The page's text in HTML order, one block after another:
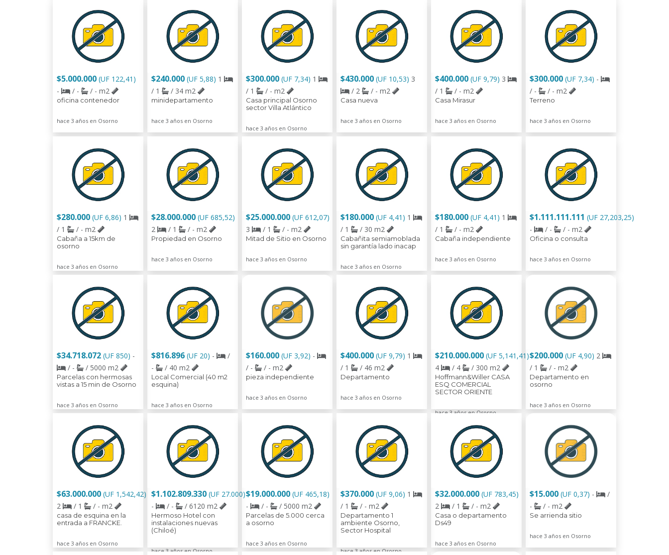
$5.000.000 (UF 122,41)
-
/ - / - m2
oficina contenedor
hace 3 años en Osorno
$240.000 (UF 5,88) 1
/ 1
/ 34 m2
minidepartamento
hace 3 años en Osorno
$300.000 (UF 7,34) 1
/ 1
/ - m2
Casa principal Osorno
sector Villa Atlántico
hace 3 años en Osorno
$430.000 (UF 10,53) 3
/ 2
/ - m2
Casa nueva
hace 3 años en Osorno
$400.000 (UF 9,79) 3
/ 1
/ - m2
Casa Mirasur
hace 3 años en Osorno
$300.000 (UF 7,34) -
/ -
/ - m2
Terreno
hace 3 años en Osorno
$280.000 (UF 6,86) 1
/ 1
/ - m2
Cabaña a 15km de
osorno
hace 3 años en Osorno
$28.000.000 (UF 685,52)
2
/ 1 / - m2
Propiedad en Osorno
hace 3 años en Osorno
$25.000.000 (UF 612,07)
3
/ 1 / - m2
Mitad de Sitio en Osorno
hace 3 años en Osorno
$180.000 (UF 4,41) 1
/ 1
/ 30 m2
Cabañita semiamoblada
sin garantía lado inacap
hace 3 años en Osorno
$180.000 (UF 4,41) 1
/ 1
/ - m2
Cabaña independiente
hace 3 años en Osorno
$1.111.111.111 (UF 27,203,25)
-
/ - / - m2
Oficina o consulta
hace 3 años en Osorno
$34.718.072 (UF 850) -
/ -
/ 5000 m2
Parcelas con hermosas
vistas a 15 min de Osorno
hace 3 años en Osorno
$816.896 (UF 20) -
/
-
/ 40 m2
Local Comercial (40 m2
esquina)
hace 3 años en Osorno
$160.000 (UF 3,92) -
/ -
/ - m2
pieza independiente
hace 3 años en Osorno
$400.000 (UF 9,79) 1
/ 1
/ 46 m2
Departamento
hace 3 años en Osorno
$210.000.000 (UF 5,141,41)
4
/ 4 / 300 m2
Hoffmann&Willer CASA
ESQ COMERCIAL
SECTOR ORIENTE
hace 3 años en Osorno
$200.000 (UF 4,90) 2
/ 1
/ - m2
Departamento en
osorno
hace 3 años en Osorno
$63.000.000 (UF 1,542,42)
2
/ 1 / - m2
casa de esquina en la
entrada a FRANCKE.
hace 3 años en Osorno
$1.102.809.330 (UF 27.000)
-
/ - / 6120 m2
Hermoso Hotel con
instalaciones nuevas
(Chiloé)
hace 3 años en Osorno
$19.000.000 (UF 465,18)
-
/ - / 5000 m2
Parcelas de 5.000 cerca
a osorno
hace 3 años en Osorno
$370.000 (UF 9,06) 1
/ 1
/ - m2
Departamento 1
ambiente Osorno,
Sector Hospital
hace 3 años en Osorno
$32.000.000 (UF 783,45)
2
/ 1 / - m2
Casa o departamento
Ds49
hace 3 años en Osorno
$15.000 (UF 0,37) -
/
-
/ - m2
Se arrienda sitio
hace 3 años en Osorno